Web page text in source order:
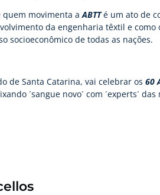
quem movimenta aABTTé um ato de
da engenharia têxtil e como
socioeconômico de todas as nações.
de Santa Catarina, vai celebrar os 60
´sangue novo´ com ´experts´